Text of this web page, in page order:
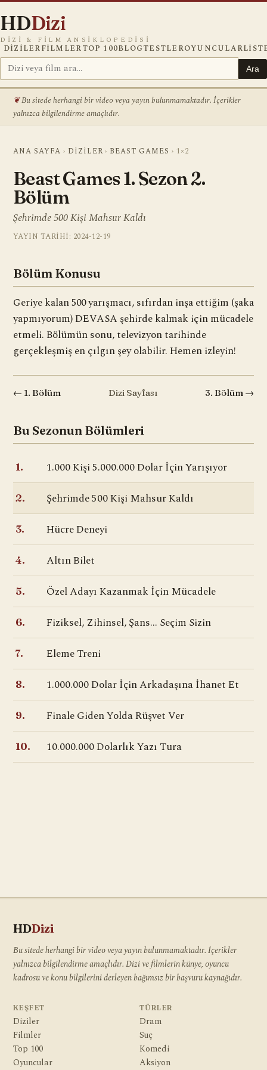
HDDizi
DIZI & FILM ANSIKLOPEDISI
DIZILERFILMLERTOP 100BLOGTESTLEROYUNCULAR
Ara
Bu sitede herhangi bir video veya yayın bulunmamaktadır. İçerikler
yalnızca bilgilendirme amaçlıdır.
ANA SAYFA › DIZILER › BEAST GAMES › 1×2
Beast Games 1. Sezon 2.
Bölüm
Şehrimde 500 Kişi Mahsur Kaldı
YAYIN TARIHI: 2024-12-19
Bölüm Konusu
Geriye kalan 500 yarışmacı, sıfırdan inşa ettiğim (şaka
yapmıyorum) DEVASA şehirde kalmak için mücadele
etmeli. Bölümün sonu, televizyon tarihinde
gerçekleşmiş en çılgın şey olabilir. Hemen izleyin!
← 1. Bölüm Dizi Sayfası 3. Bölüm →
Bu Sezonun Bölümleri
1. 1.000 Kişi 5.000.000 Dolar İçin Yarışıyor
2. Şehrimde 500 Kişi Mahsur Kaldı
3. Hücre Deneyi
4. Altın Bilet
5. Özel Adayı Kazanmak İçin Mücadele
6. Fiziksel, Zihinsel, Şans... Seçim Sizin
7. Eleme Treni
8. 1.000.000 Dolar İçin Arkadaşına İhanet Et
9. Finale Giden Yolda Rüşvet Ver
10. 10.000.000 Dolarlık Yazı Tura
HDDizi
Bu sitede herhangi bir video veya yayın bulunmamaktadır. İçerikler
yalnızca bilgilendirme amaçlıdır. Dizi ve filmlerin künye, oyuncu
kadrosu ve konu bilgilerini derleyen bağımsız bir başvuru kaynağıdır.
KEŞFET
Diziler
Filmler
Top 100
Oyuncular
TÜRLER
Dram
Suç
Komedi
Aksiyon